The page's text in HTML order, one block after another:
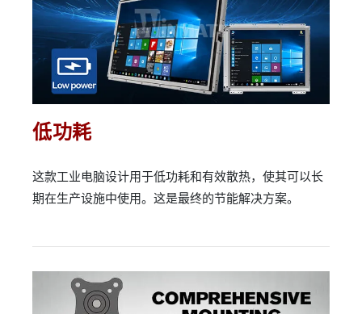
低功耗
这款工业电脑设计用于低功耗和有效散热，使其可以长
期在生产设施中使用。这是最终的节能解决方案。